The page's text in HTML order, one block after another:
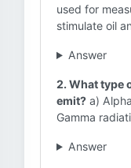
used for
stimulate oil
Answer
2. What type
emit? a)
Gamma
Answer